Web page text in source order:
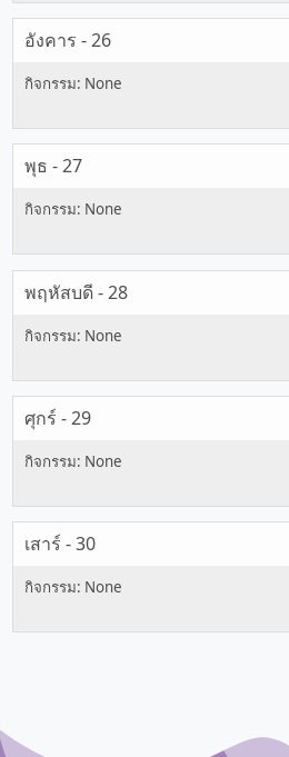
อังคาร - 26
พุธ - 27
พฤหัสบดี - 28
ศุกร์ - 29
เสาร์ - 30